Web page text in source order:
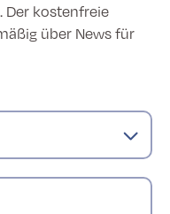
Der kostenfreie
über News für